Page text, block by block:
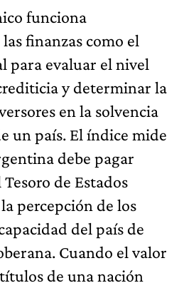
funciona
finanzas como el
para evaluar el nivel
y determinar la
en la solvencia
un país. El índice mide
debe pagar
de Estados
percepción de los
del país de
Cuando el valor
de una nación